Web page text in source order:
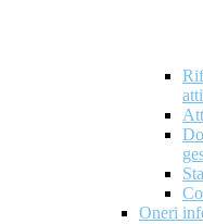
Oneri